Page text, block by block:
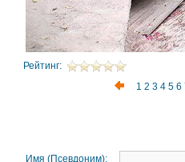
Рейтинг:
1 2 3 4 5 6
Имя (Псевдоним):